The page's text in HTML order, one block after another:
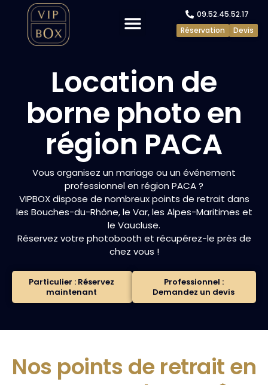
09.52.45.52.17
Devis
Réservation
Location de
borne photo en
région PACA
Vous organisez un mariage ou un événement
professionnel en région PACA ?
VIPBOX dispose de nombreux points de retrait dans
les Bouches-du-Rhône, le Var, les Alpes-Maritimes et
le Vaucluse.
Réservez votre photobooth et récupérez-le près de
chez vous !
Particulier : Réservez
maintenant
Professionnel :
Demandez un devis
Nos points de retrait en